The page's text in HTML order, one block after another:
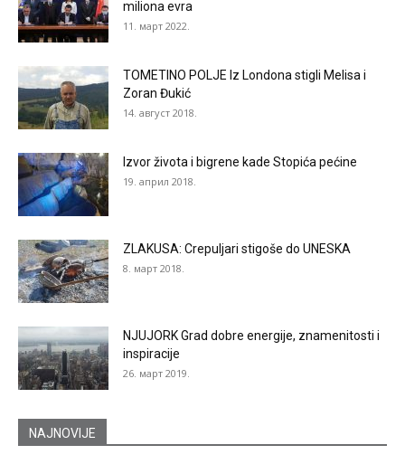
miliona evra
11. март 2022.
TOMETINO POLJE Iz Londona stigli Melisa i
Zoran Đukić
14. август 2018.
Izvor života i bigrene kade Stopića pećine
19. април 2018.
ZLAKUSA: Crepuljari stigoše do UNESKA
8. март 2018.
NJUJORK Grad dobre energije, znamenitosti i
inspiracije
26. март 2019.
NAJNOVIJE